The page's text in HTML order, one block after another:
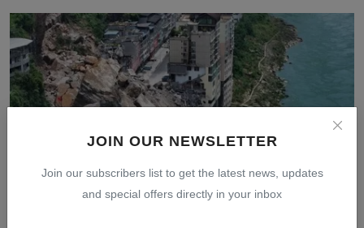
JOIN OUR NEWSLETTER
Join our subscribers list to get the latest news, updates
and special offers directly in your inbox